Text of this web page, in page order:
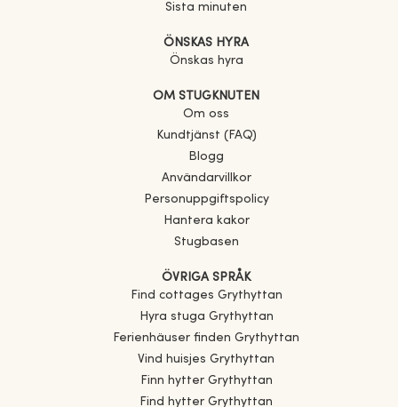
Sista minuten
ÖNSKAS HYRA
Önskas hyra
OM STUGKNUTEN
Om oss
Kundtjänst (FAQ)
Blogg
Användarvillkor
Personuppgiftspolicy
Hantera kakor
Stugbasen
ÖVRIGA SPRÅK
Find cottages Grythyttan
Hyra stuga Grythyttan
Ferienhäuser finden Grythyttan
Vind huisjes Grythyttan
Finn hytter Grythyttan
Find hytter Grythyttan